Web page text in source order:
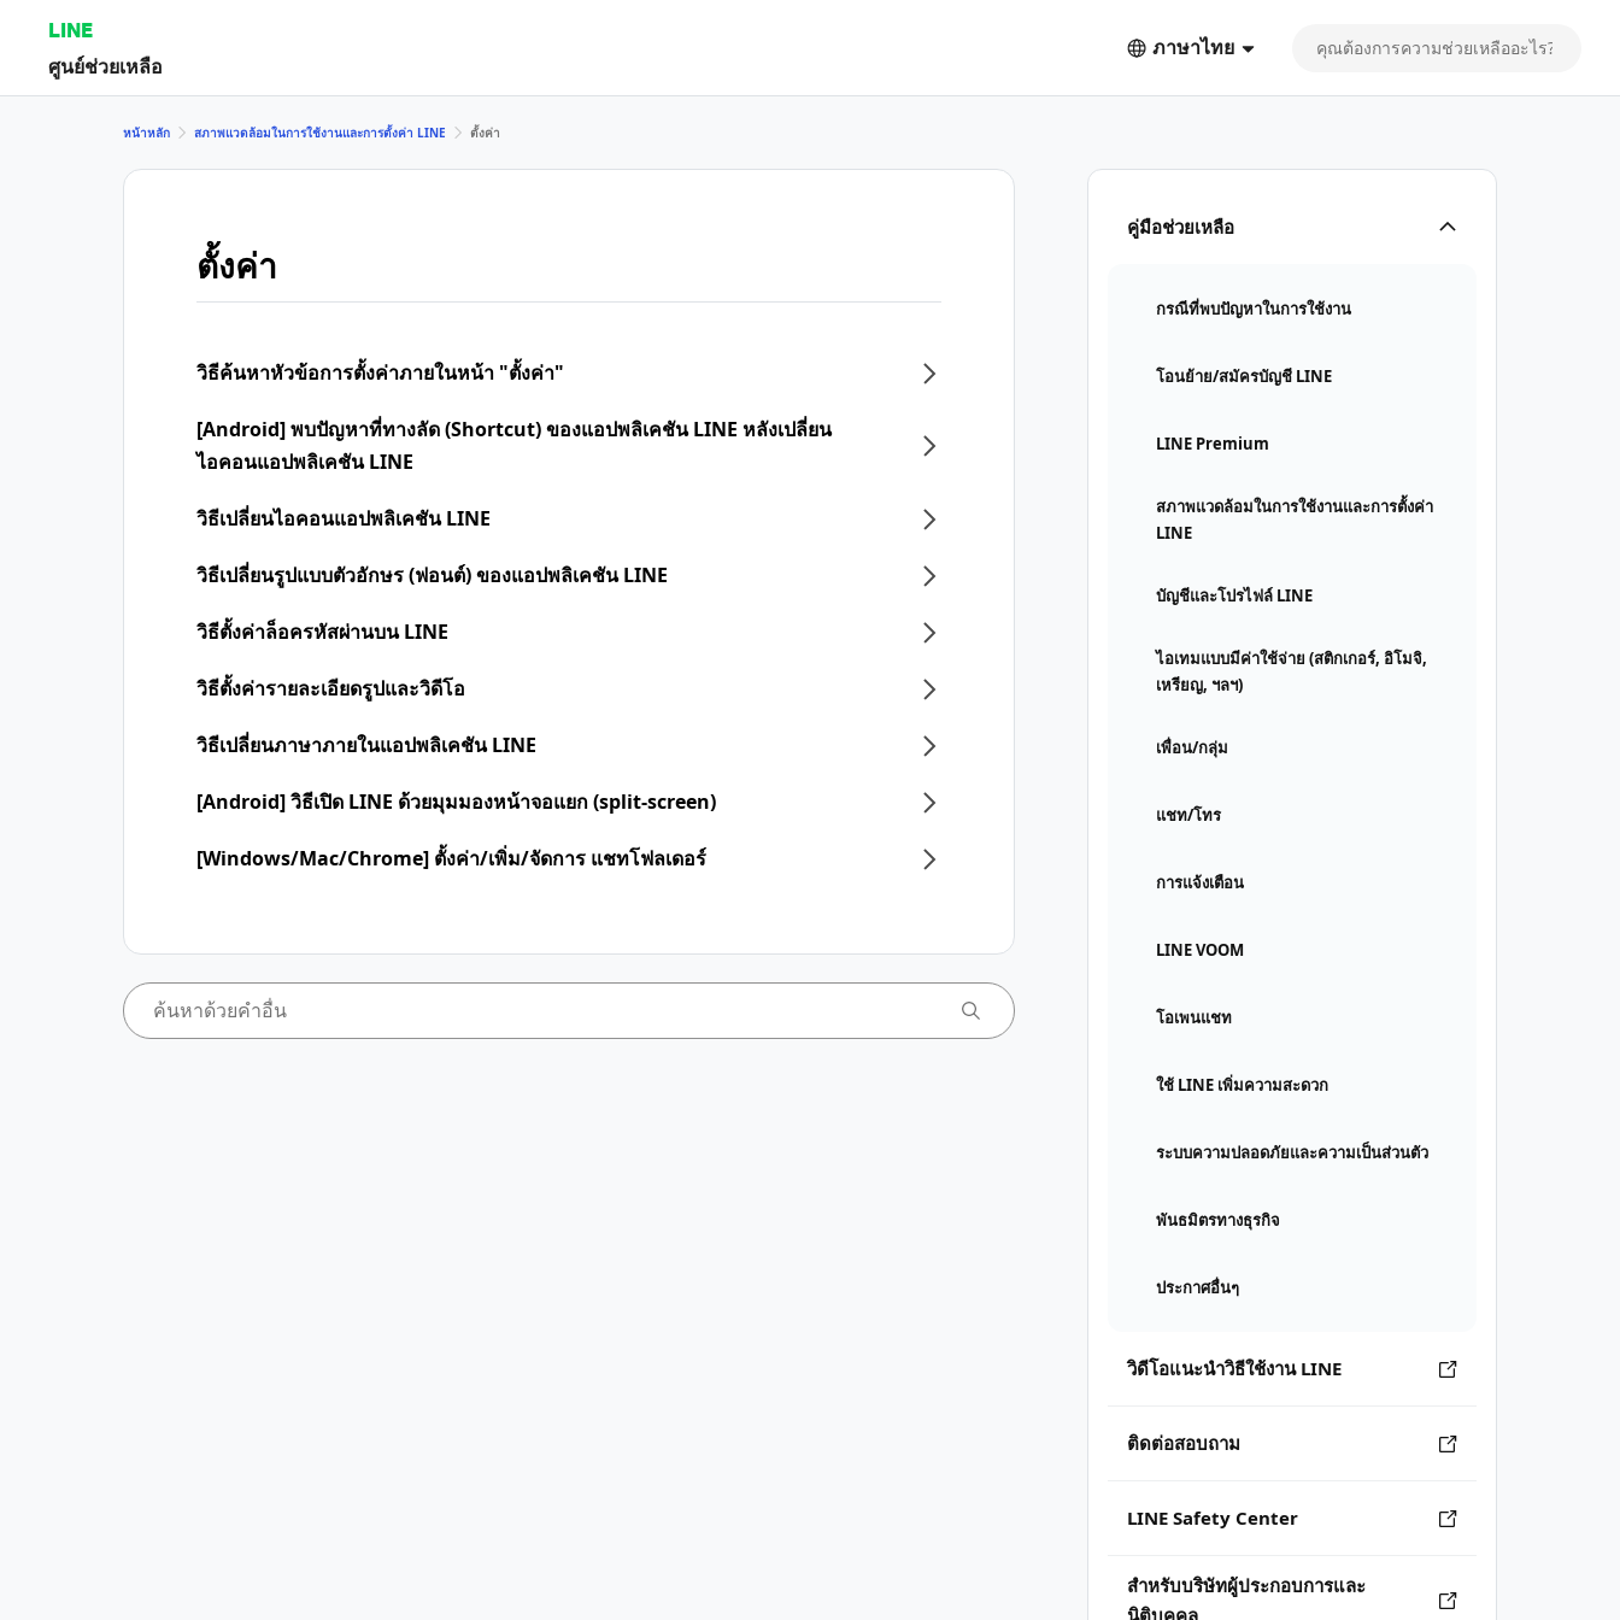
LINE
ศูนย์ช่วยเหลือ
ภาษาไทย
คู่มือช่วยเหลือ
กรณีที่พบปัญหาในการใช้งาน
โอนย้าย/สมัครบัญชี LINE
LINE Premium
สภาพแวดล้อมในการใช้งานและการตั้งค่า
LINE
บัญชีและโปรไฟล์ LINE
ไอเทมแบบมีค่าใช้จ่าย (สติกเกอร์, อิโมจิ,
เหรียญ, ฯลฯ)
เพื่อน/กลุ่ม
แชท/โทร
การแจ้งเตือน
LINE VOOM
โอเพนแชท
ใช้ LINE เพิ่มความสะดวก
ระบบความปลอดภัยและความเป็นส่วนตัว
พันธมิตรทางธุรกิจ
ประกาศอื่นๆ
วิดีโอแนะนำวิธีใช้งาน LINE
ติดต่อสอบถาม
LINE Safety Center
สำหรับบริษัทผู้ประกอบการและ
นิติบุคคล
หน้าหลัก สภาพแวดล้อมในการใช้งานและการตั้งค่า LINE ตั้งค่า
ตั้งค่า
วิธีค้นหาหัวข้อการตั้งค่าภายในหน้า "ตั้งค่า"
[Android] พบปัญหาที่ทางลัด (Shortcut) ของแอปพลิเคชัน LINE หลังเปลี่ยน
ไอคอนแอปพลิเคชัน LINE
วิธีเปลี่ยนไอคอนแอปพลิเคชัน LINE
วิธีเปลี่ยนรูปแบบตัวอักษร (ฟอนต์) ของแอปพลิเคชัน LINE
วิธีตั้งค่าล็อครหัสผ่านบน LINE
วิธีตั้งค่ารายละเอียดรูปและวิดีโอ
วิธีเปลี่ยนภาษาภายในแอปพลิเคชัน LINE
[Android] วิธีเปิด LINE ด้วยมุมมองหน้าจอแยก (split-screen)
[Windows/Mac/Chrome] ตั้งค่า/เพิ่ม/จัดการ แชทโฟลเดอร์